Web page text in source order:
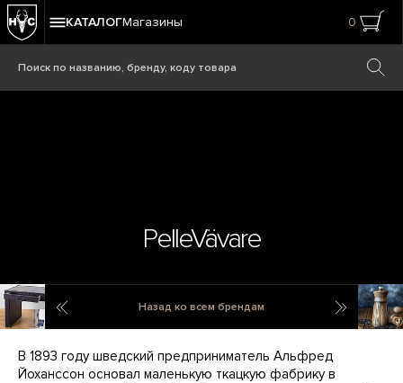
КАТАЛОГМагазины 0
PelleVävare
Oxford by Timothy Oulton
Назад ко всем брендам Peugeot
В 1893 году шведский предприниматель Альфред
Йоханссон основал маленькую ткацкую фабрику в